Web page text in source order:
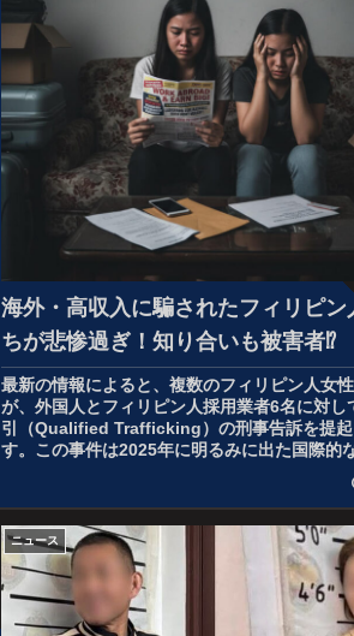
海外・高収入に騙されたフィリピン
ちが悲惨過ぎ！知り合いも被害者⁉
最新の情報によると、複数のフィリピン人女
が、外国人とフィリピン人採用業者6名に対し
引（Qualified Trafficking）の刑事告訴を提起
す。この事件は2025年に明るみに出た国際的
ニュース